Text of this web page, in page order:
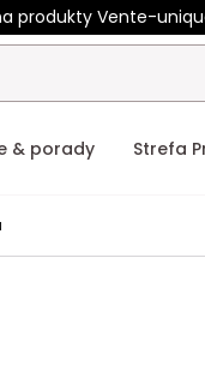
produkty Vente-
& porady Strefa